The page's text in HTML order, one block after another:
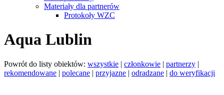
Materiały dla partnerów
Protokoły WZC
Aqua Lublin
Powrót do listy obiektów: wszystkie | członkowie | partnerzy |
rekomendowane | polecane | przyjazne | odradzane | do weryfikacji